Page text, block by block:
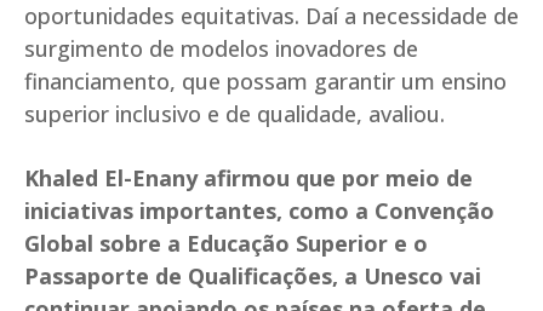
oportunidades equitativas. Daí a necessidade de
surgimento de modelos inovadores de
financiamento, que possam garantir um ensino
superior inclusivo e de qualidade, avaliou.
Khaled El-Enany afirmou que por meio de
iniciativas importantes, como a Convenção
Global sobre a Educação Superior e o
Passaporte de Qualificações, a Unesco vai